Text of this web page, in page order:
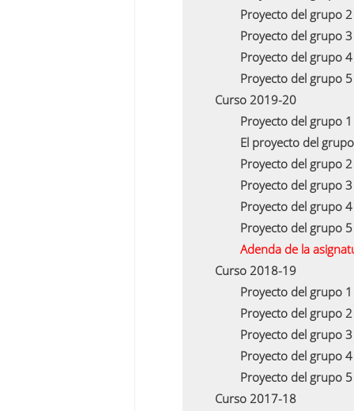
Proyecto del grupo
Proyecto del grupo
Proyecto del grupo
Proyecto del grupo
Curso 2019-20
Proyecto del grupo
El proyecto del
Proyecto del grupo
Proyecto del grupo
Proyecto del grupo
Proyecto del grupo
Adenda de la
Curso 2018-19
Proyecto del grupo
Proyecto del grupo
Proyecto del grupo
Proyecto del grupo
Proyecto del grupo
Curso 2017-18